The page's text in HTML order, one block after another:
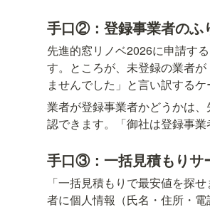
手口②：登録事業者のふ
先進的窓リノベ2026に申請す
す。ところが、未登録の業者
ませんでした」と言い訳するケ
業者が登録事業者かどうかは
認できます。「御社は登録事
手口③：一括見積もりサ
「一括見積もりで最安値を探
者に個人情報（氏名・住所・